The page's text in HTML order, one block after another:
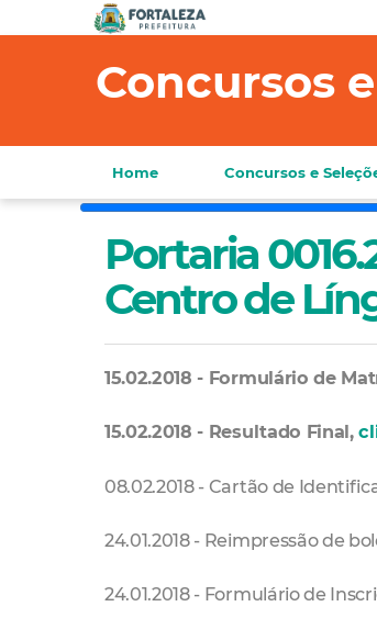
Concursos
Home Concursos e
Portaria
Centro de
15.02.2018 - Formulário de
15.02.2018 - Resultado Final,
08.02.2018 - Cartão de
24.01.2018 - Reimpressão de
24.01.2018 - Formulário de